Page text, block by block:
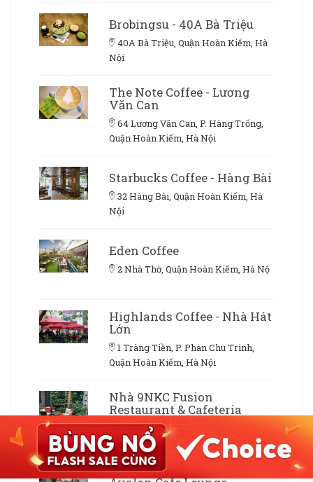
Brobingsu - 40A Bà Triệu
40A Bà Triệu, Quận Hoàn Kiếm, Hà
Nội
The Note Coffee - Lương
Văn Can
64 Lương Văn Can, P. Hàng Trống,
Quận Hoàn Kiếm, Hà Nội
Starbucks Coffee - Hàng Bài
32 Hàng Bài, Quận Hoàn Kiếm, Hà
Nội
Eden Coffee
2 Nhà Thờ, Quận Hoàn Kiếm, Hà Nộ
Highlands Coffee - Nhà Hát
Lớn
1 Tràng Tiền, P. Phan Chu Trinh,
Quận Hoàn Kiếm, Hà Nội
Nhà 9NKC Fusion
Restaurant & Cafeteria
9 Nguyễn Khắc Cần, Quận Hoàn
Kiếm, Hà Nội